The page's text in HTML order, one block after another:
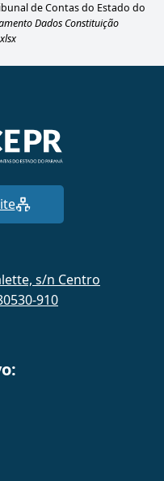
de Contas do Estado do
Dados Constituição
s/n Centro
910